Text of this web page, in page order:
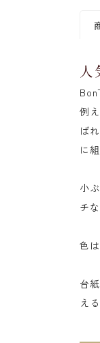
例
ば
に
小
チ
色
台
え